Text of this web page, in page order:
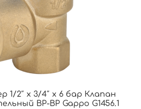
1/2″ x 3/4″ x 6 бар Клапан
ВР-ВР Gappo G1456.1